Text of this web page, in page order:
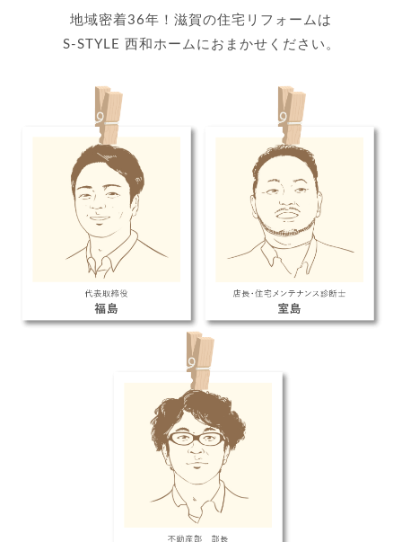
地域密着36年！滋賀の住宅リフォームは
S-STYLE 西和ホームにおまかせください。